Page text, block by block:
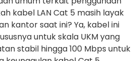
kabel LAN Cat 5 masih layak
kantor saat ini? Ya, kabel ini
untuk skala UKM yang
stabil hingga 100 Mbps untuk